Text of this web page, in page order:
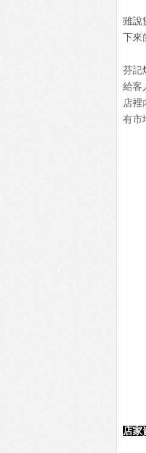
雖說
下來
芬記
給客
店裡
有市
店家